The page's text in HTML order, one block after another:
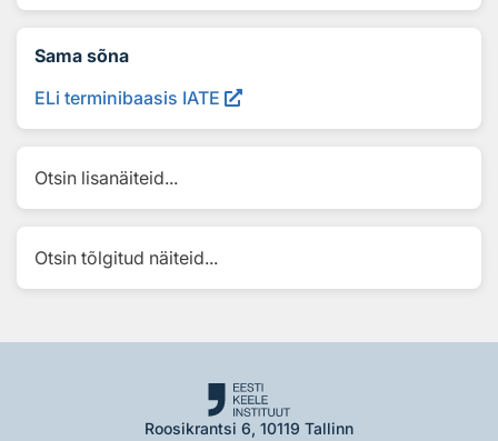
Sama sõna
ELi terminibaasis IATE
Otsin lisanäiteid...
Otsin tõlgitud näiteid...
Roosikrantsi 6, 10119 Tallinn